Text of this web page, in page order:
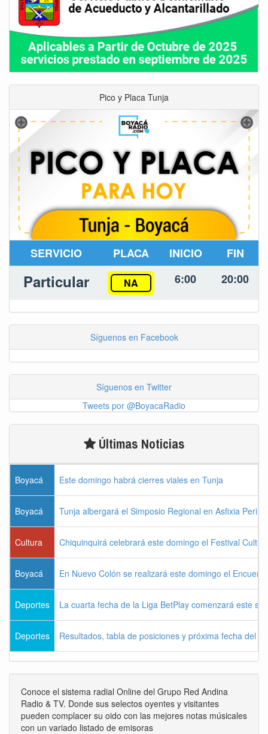
Pico y Placa Tunja
SERVICIO PLACA INICIO FIN
Particular NA 6:00 20:00
Síguenos en Facebook
Síguenos en Twitter
Tweets por @BoyacaRadio
Últimas Noticias
Boyacá Este domingo habrá cierres viales en Tunja
Boyacá Tunja albergará el Simposio Regional en Asfixia
Cultura Chiquinquirá celebrará este domingo el Festival
Boyacá En Nuevo Colón se realizará este domingo el
Deportes La cuarta fecha de la Liga BetPlay comenzará este
Deportes Resultados, tabla de posiciones y próxima fecha del
Conoce el sistema radial Online del Grupo Red Andina
Radio & TV. Donde sus selectos oyentes y visitantes
pueden complacer su oido con las mejores notas músicales
con un variado listado de emisoras